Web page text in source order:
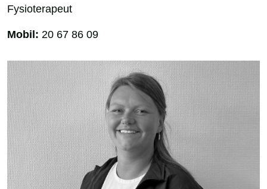
Fysioterapeut
Mobil: 20 67 86 09